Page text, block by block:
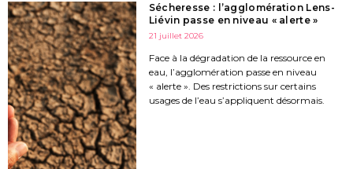
Sécheresse : l’agglomération Lens-
Liévin passe en niveau « alerte »
21 juillet 2026
Face à la dégradation de la ressource en
eau, l’agglomération passe en niveau
« alerte ». Des restrictions sur certains
usages de l’eau s’appliquent désormais.